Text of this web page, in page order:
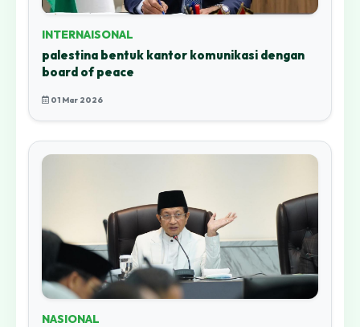
INTERNAISONAL
palestina bentuk kantor komunikasi dengan
board of peace
01 Mar 2026
NASIONAL